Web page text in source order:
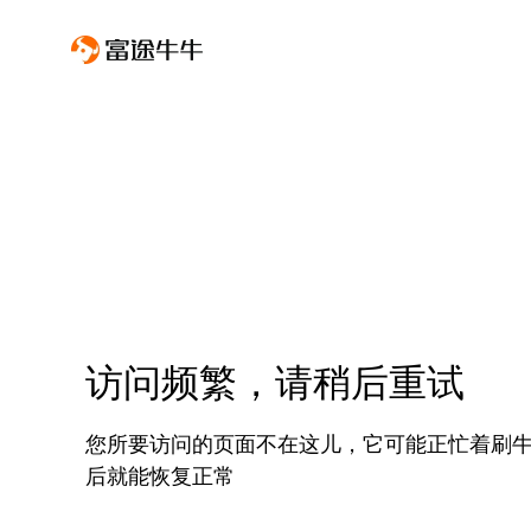
访问频繁，请稍后重试
您所要访问的页面不在这儿，它可能正忙着刷
后就能恢复正常